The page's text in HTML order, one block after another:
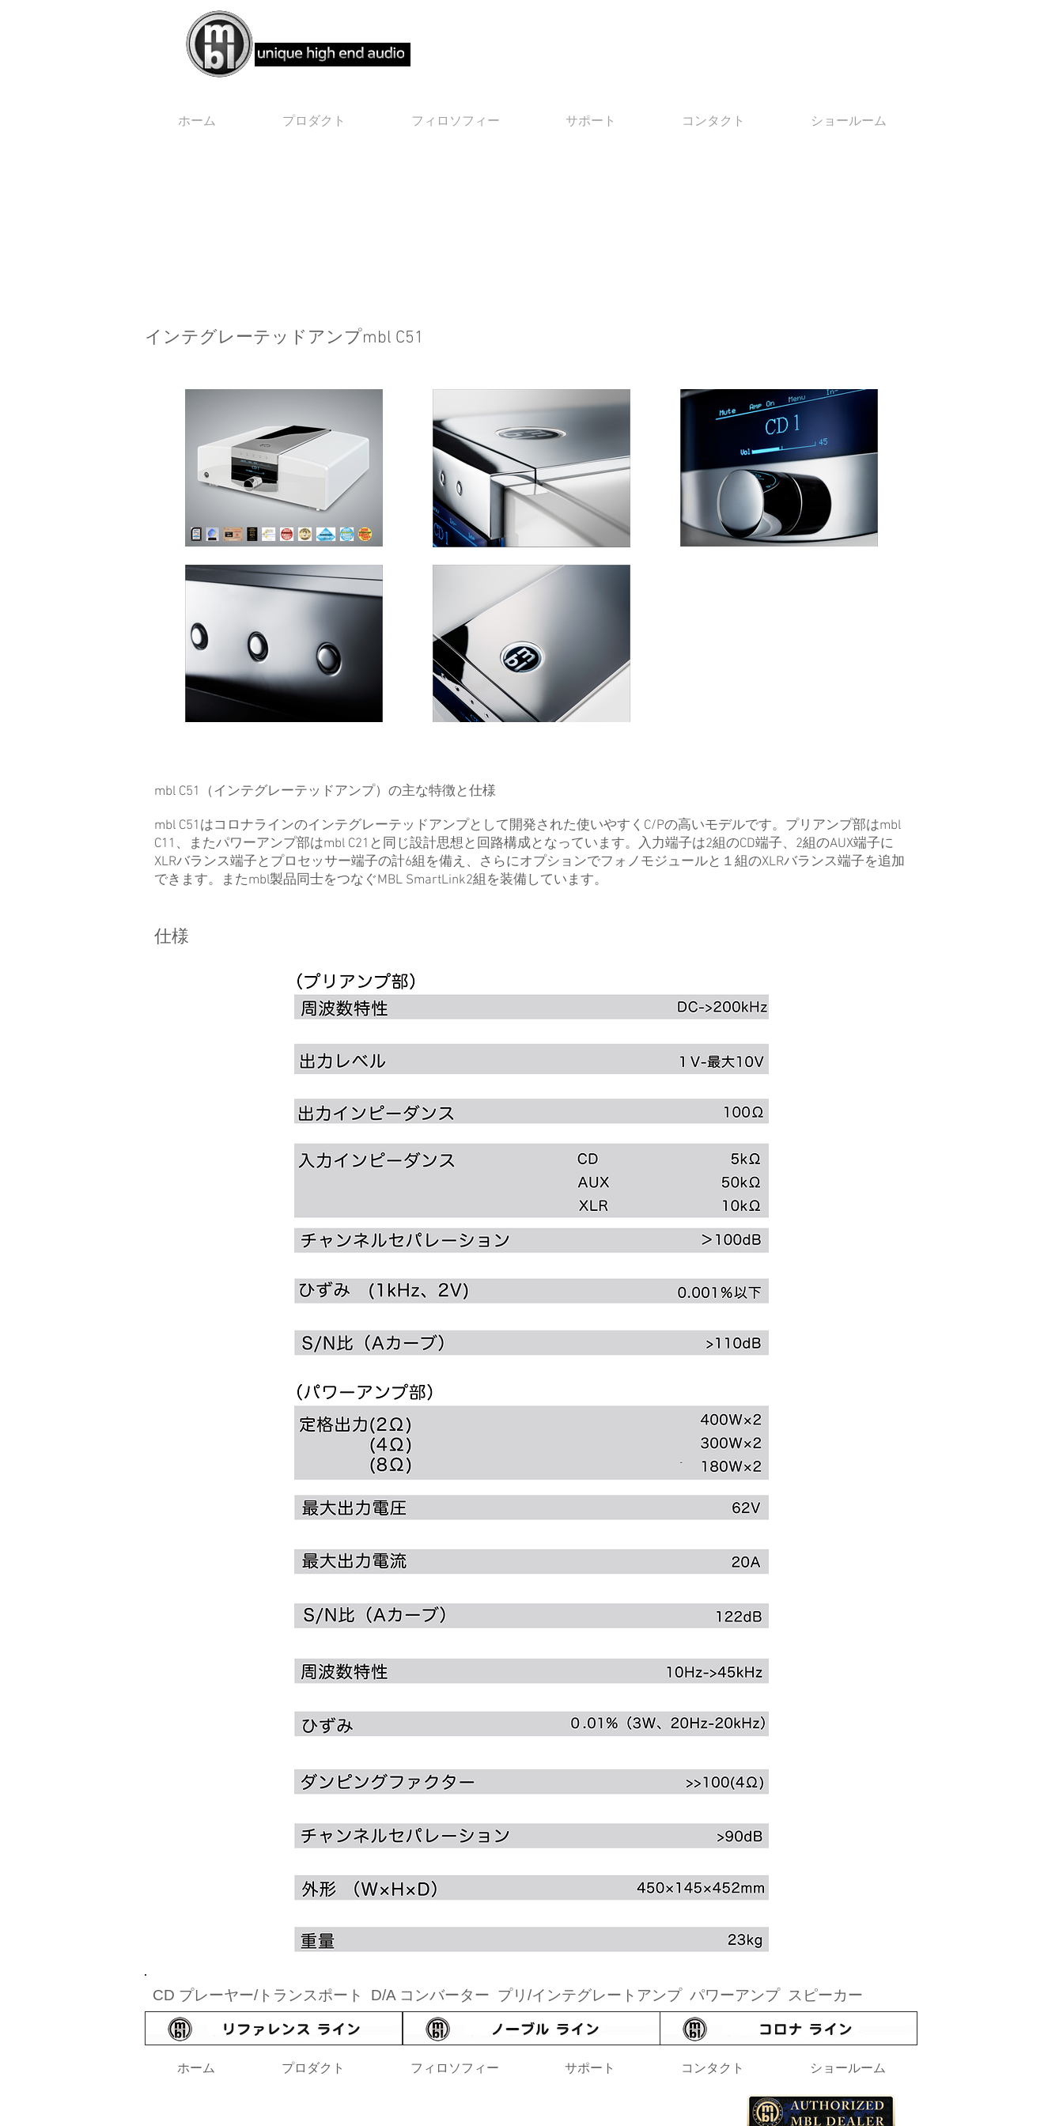
ホーム プロダクト フィロソフィー サポート コンタクト ショールーム
プリアンプ mbl 6011D
インテグレーテッドアンプmbl C51
mbl C51（インテグレーテッドアンプ）の主な特徴と仕様
mbl C51はコロナラインのインテグレーテッドアンプとして開発された使いやすくC/Pの高いモデルです。プリアンプ部はmbl
C11、またパワーアンプ部はmbl C21と同じ設計思想と回路構成となっています。入力端子は2組のCD端子、2組のAUX端子に
XLRバランス端子とプロセッサー端子の計6組を備え、さらにオプションでフォノモジュールと１組のXLRバランス端子を追加
できます。またmbl製品同士をつなぐMBL SmartLink2組を装備しています。
仕様
CD プレーヤー/トランスポート D/A コンバーター プリ/インテグレートアンプ パワーアンプ スピーカー
ホーム プロダクト フィロソフィー サポート コンタクト ショールーム